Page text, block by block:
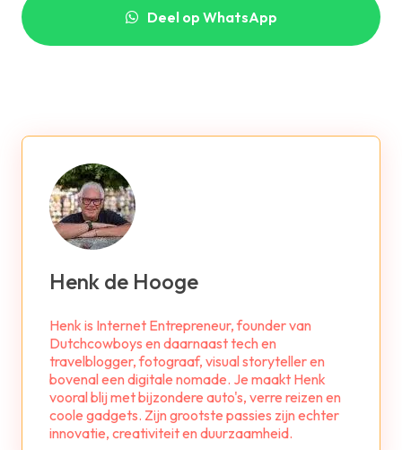
Deel op WhatsApp
Henk de Hooge
Henk is Internet Entrepreneur, founder van
Dutchcowboys en daarnaast tech en
travelblogger, fotograaf, visual storyteller en
bovenal een digitale nomade. Je maakt Henk
vooral blij met bijzondere auto's, verre reizen en
coole gadgets. Zijn grootste passies zijn echter
innovatie, creativiteit en duurzaamheid.